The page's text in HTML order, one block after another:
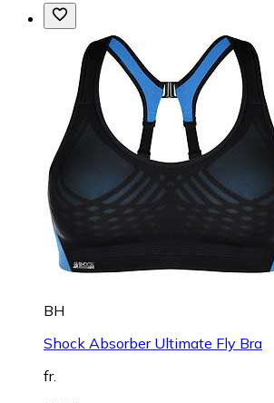
BH
Shock Absorber Ultimate Fly Bra
fr.